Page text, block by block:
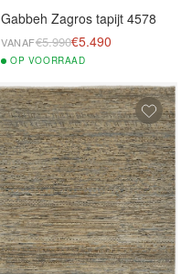
Gabbeh Zagros tapijt 4578
VANAF€5.990€5.490
OP VOORRAAD